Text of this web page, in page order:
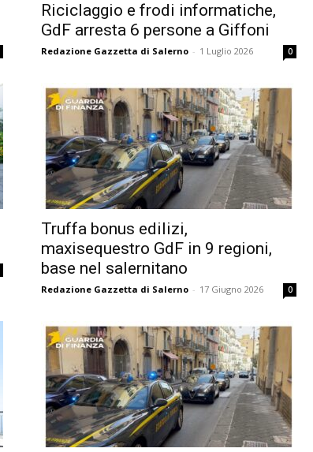
Riciclaggio e frodi informatiche,
GdF arresta 6 persone a Giffoni
Redazione Gazzetta di Salerno - 1 Luglio 2026 0
Truffa bonus edilizi,
maxisequestro GdF in 9 regioni,
base nel salernitano
Redazione Gazzetta di Salerno - 17 Giugno 2026 0